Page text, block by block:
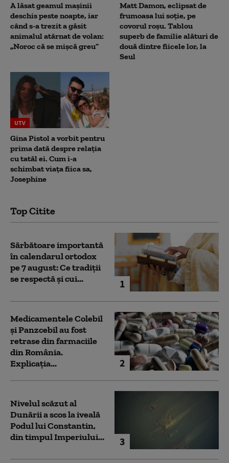
A lăsat geamul mașinii
deschis peste noapte, iar
când s-a trezit a găsit
animalul atârnat de volan:
„Noroc că se mișcă greu”
Matt Damon, eclipsat de
frumoasa lui soție, pe
covorul roșu. Tablou
superb de familie alături de
două dintre fiicele lor, la
Seul
UTV
Gina Pistol a vorbit pentru
prima dată despre relația
cu tatăl ei. Cum i-a
schimbat viața fiica sa,
Josephine
Top Citite
1
Sărbătoare importantă
în calendarul ortodox
pe 7 august: Ce tradiții
se respectă și cui...
2
Medicamentele Colebil
și Panzcebil au fost
retrase din farmaciile
din România.
Explicația...
3
Nivelul scăzut al
Dunării a scos la iveală
Podul lui Constantin,
din timpul Imperiului...